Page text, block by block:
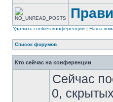
Удалить cookies конференции | Наша
Список форумов
Кто сейчас на конференции
Сейчас
0,